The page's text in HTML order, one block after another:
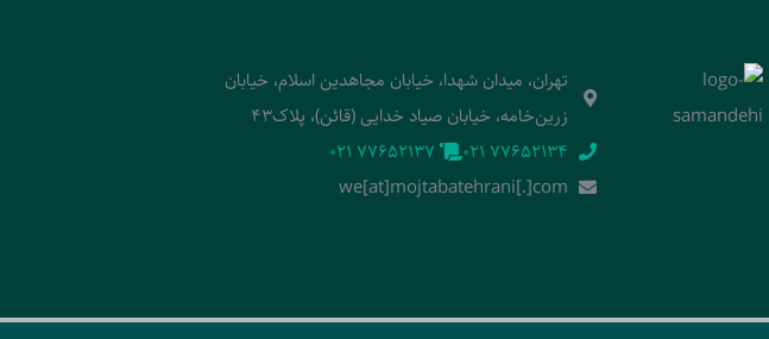
تهران، میدان شهدا، خیابان مجاهدین اسلام، خیابان
زرین‌خامه، خیابان صیاد خدایی (قائن)، پلاک43
‭021 77652134‬
‭021 77652137‬
we[at]mojtabatehrani[.]com